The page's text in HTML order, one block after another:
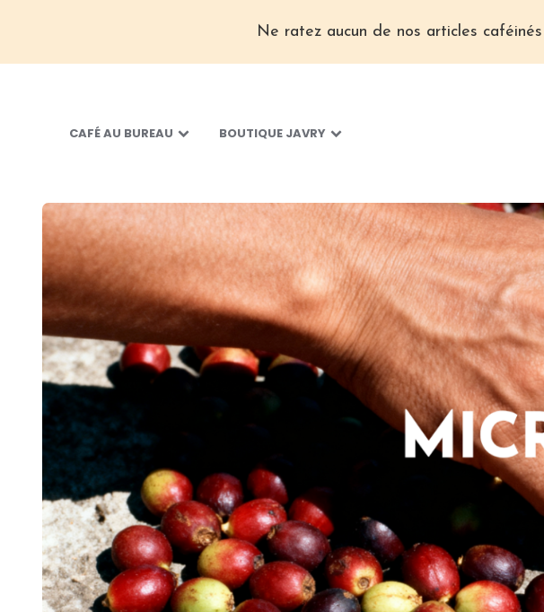
CAFÉ AU BUREAU BOUTIQUE JAVRY
Ne ratez aucun de nos articles caféinés